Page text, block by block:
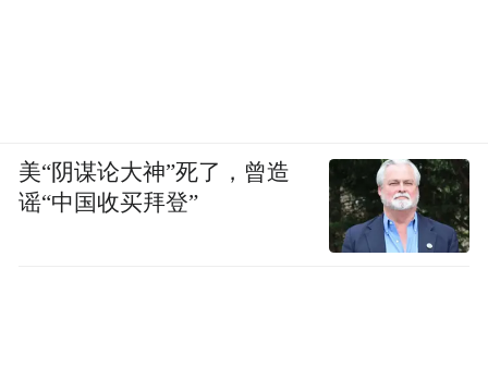
美“阴谋论大神”死了，曾造
谣“中国收买拜登”